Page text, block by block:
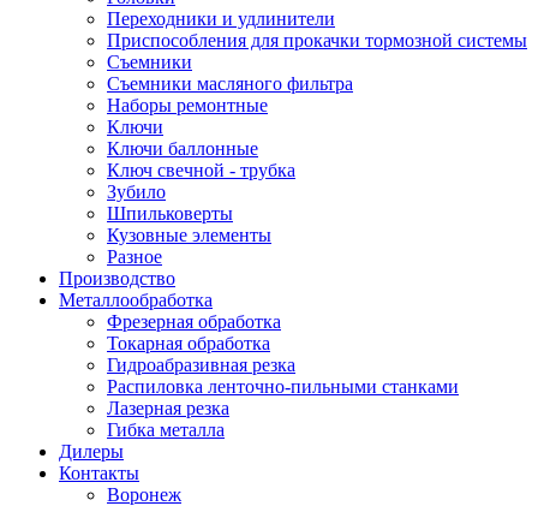
Переходники и удлинители
Приспособления для прокачки тормозной системы
Съемники
Съемники масляного фильтра
Наборы ремонтные
Ключи
Ключи баллонные
Ключ свечной - трубка
Зубило
Шпильковерты
Кузовные элементы
Разное
Производство
Металлообработка
Фрезерная обработка
Токарная обработка
Гидроабразивная резка
Распиловка ленточно-пильными станками
Лазерная резка
Гибка металла
Дилеры
Контакты
Воронеж